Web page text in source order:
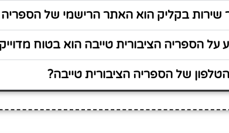
בקליק הוא האתר הרישמי של הספריה
הספריה הציבורית טייבה הוא בטוח
של הספריה הציבורית טייבה?